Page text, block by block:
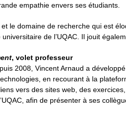
empathie envers ses étudiants.
le domaine de recherche qui est
de l’UQAC. Il jouit
, volet professeur
2008, Vincent Arnaud a
en recourant à la
vers des sites web, des
afin de présenter à ses